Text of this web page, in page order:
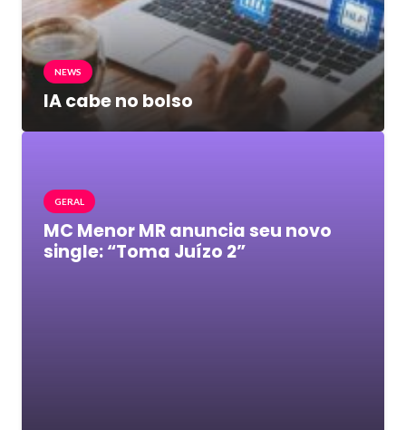
NEWS
IA cabe no bolso
GERAL
MC Menor MR anuncia seu novo
single: “Toma Juízo 2”